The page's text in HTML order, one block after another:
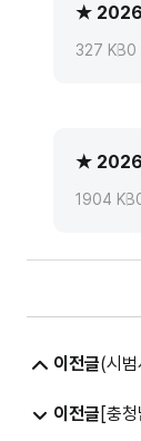
★ 2026
327 KB0
★ 2026
1904 KB
이전글(시
이전글 [충